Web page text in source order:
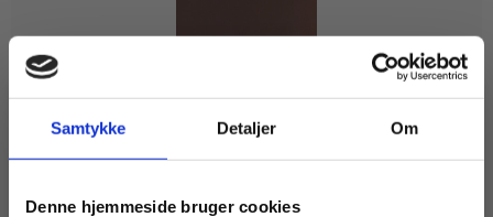
Samtykke Detaljer Om
Denne hjemmeside bruger cookies
Bog
Ellen Wulff Noman Kanafani
Køb læremidler og find masterclasses mm.